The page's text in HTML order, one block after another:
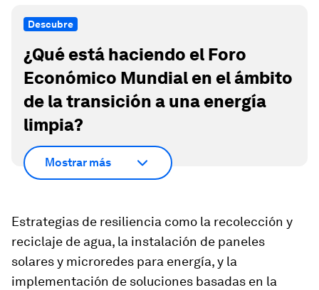
Descubre
¿Qué está haciendo el Foro
Económico Mundial en el ámbito
de la transición a una energía
limpia?
Mostrar más
Estrategias de resiliencia como la recolección y
reciclaje de agua, la instalación de paneles
solares y microredes para energía, y la
implementación de soluciones basadas en la